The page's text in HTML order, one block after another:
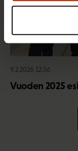
9.2.2026 12:56
Vuoden 2025